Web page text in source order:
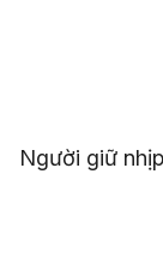
Người giữ